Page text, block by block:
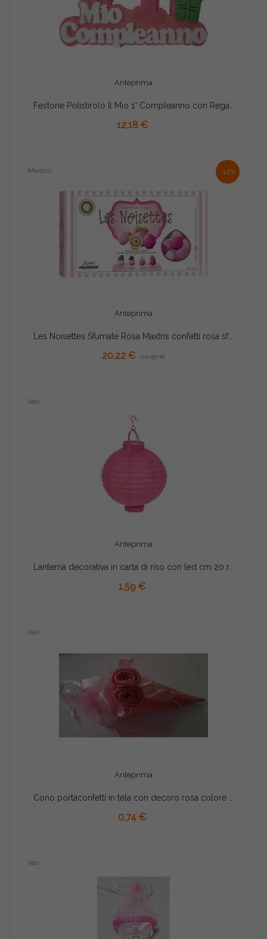
Anteprima
12,18 €
-10%
Anteprima
Maxtris
Les Noisettes Sfumate Rosa Maxtris confetti rosa sfumati 1 Kg
20,22 € 22,47 €
Anteprima
Vari
1,59 €
Anteprima
Vari
0,74 €
Vari